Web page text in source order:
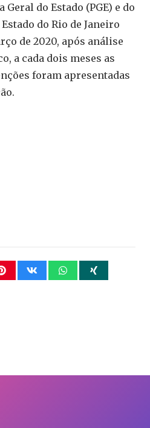
Geral do Estado (PGE) e do
do Rio de Janeiro
de 2020, após análise
a cada dois meses as
foram apresentadas